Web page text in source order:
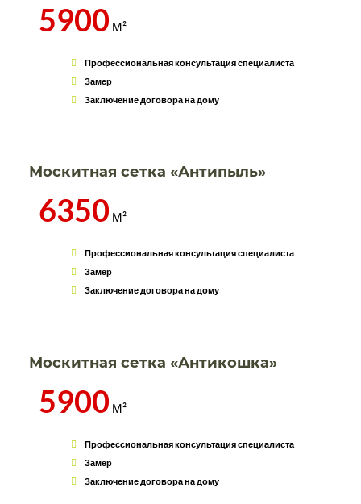
5900 М²
Профессиональная консультация специалиста
Замер
Заключение договора на дому
Москитная сетка «Антипыль»
6350 М²
Профессиональная консультация специалиста
Замер
Заключение договора на дому
Москитная сетка «Антикошка»
5900 М²
Профессиональная консультация специалиста
Замер
Заключение договора на дому